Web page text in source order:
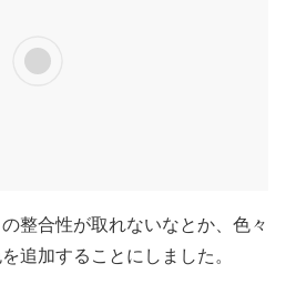
整合性が取れないなとか、色々
追加することにしました。